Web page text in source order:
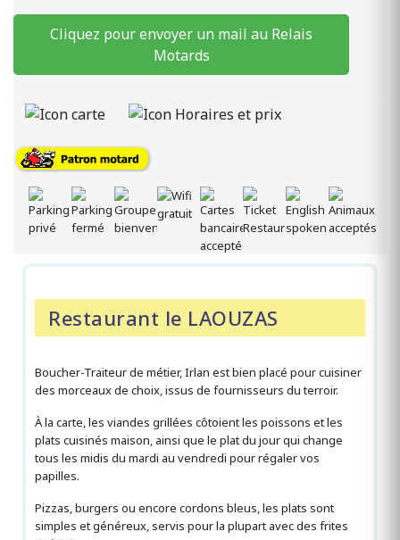
Cliquez pour envoyer un mail au Relais
Motards
Restaurant le LAOUZAS
Boucher-Traiteur de métier, Irlan est bien placé pour cuisiner
des morceaux de choix, issus de fournisseurs du terroir.
À la carte, les viandes grillées côtoient les poissons et les
plats cuisinés maison, ainsi que le plat du jour qui change
tous les midis du mardi au vendredi pour régaler vos
papilles.
Pizzas, burgers ou encore cordons bleus, les plats sont
simples et généreux, servis pour la plupart avec des frites